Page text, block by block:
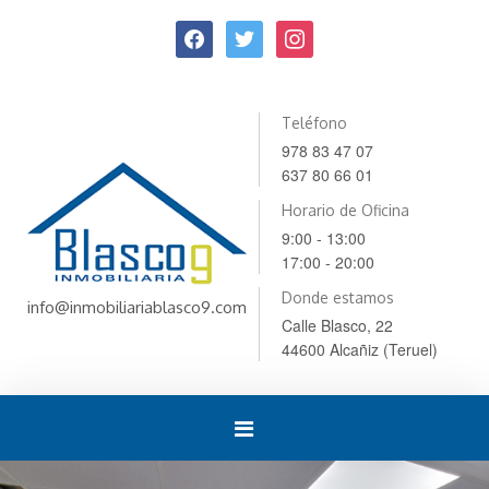
info@inmobiliariablasco9.com
Teléfono
978 83 47 07
637 80 66 01
Horario de Oficina
9:00 - 13:00
17:00 - 20:00
Donde estamos
Calle Blasco, 22
44600 Alcañiz (Teruel)
Toggle